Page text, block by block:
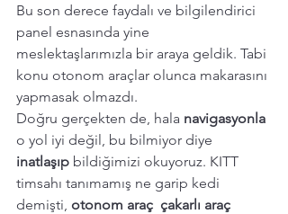
Bu son derece faydalı ve bilgilendirici
panel esnasında yine
meslektaşlarımızla bir araya geldik. Tabi
konu otonom araçlar olunca makarasını
yapmasak olmazdı.
Doğru gerçekten de, hala navigasyonla
o yol iyi değil, bu bilmiyor diye
inatlaşıp bildiğimizi okuyoruz. KITT
timsahı tanımamış ne garip kedi
demişti, otonom araç  çakarlı araç